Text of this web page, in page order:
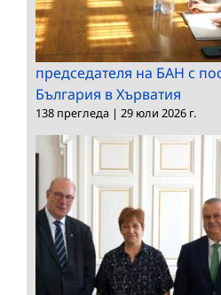
председателя на БАН с
България в Хърватия
138 прегледа | 29 юли 2026 г.